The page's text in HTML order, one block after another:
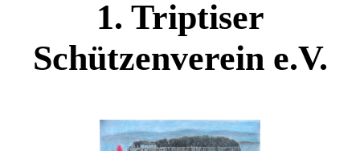
1. Triptiser
Schützenverein e.V.